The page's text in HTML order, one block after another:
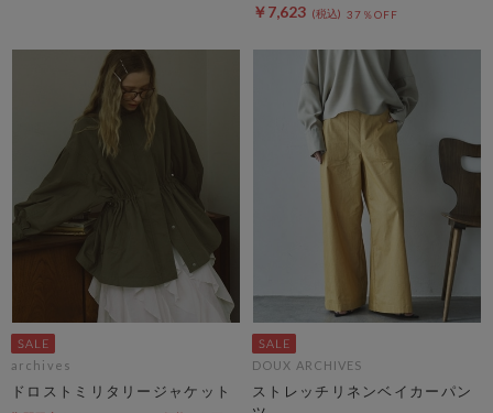
￥7,623 37％OFF
archives
ドロストミリタリージャケット
DOUX ARCHIVES
ストレッチリネンベイカーパン